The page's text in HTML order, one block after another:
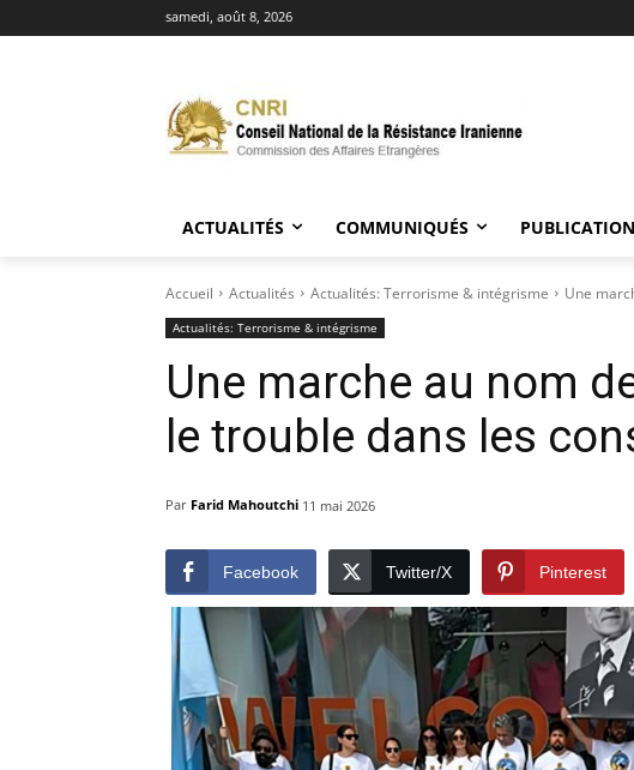
samedi, août 8, 2026
ACTUALITÉS COMMUNIQUÉS
Accueil Actualités Actualités: Terrorisme & intégrisme Une
Actualités: Terrorisme & intégrisme
Une marche au nom
le trouble dans les
Par Farid Mahoutchi 11 mai 2026
Facebook Twitter/X Pinterest